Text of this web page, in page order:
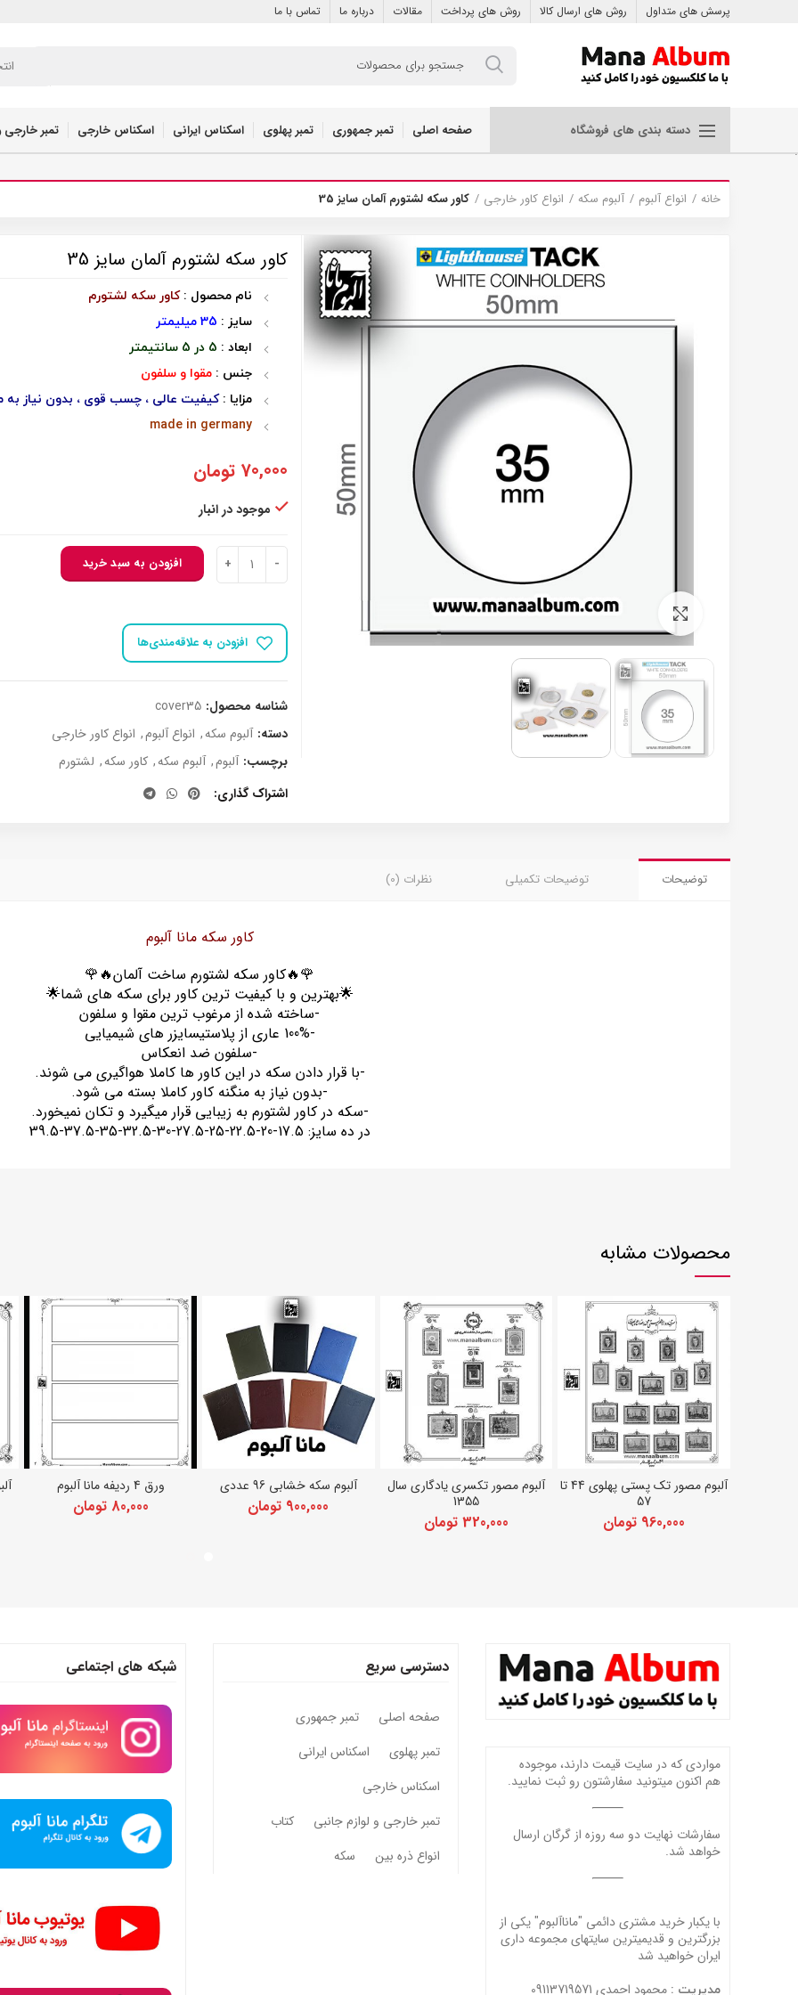
پرسش های متداول روش های ارسال کالا روش های پرداخت مقالات درباره ما تماس با ما
دسته بندی های فروشگاه صفحه اصلی تمبر جمهوری تمبر پهلوی اسکناس ایرانی اسکناس خارجی تمبر خارجی
.
خانه انواع آلبوم آلبوم سکه انواع کاور خارجی کاور سکه لشتورم آلمان سایز 35
برای بزرگنمایی کلیک کنید
کاور سکه لشتورم آلمان سایز 35
نام محصول :کاور سکه لشتورم
سایز : 35 میلیمتر
ابعاد : 5 در 5 سانتیمتر
جنس : مقوا و سلفون
مزایا : کیفیت عالی ، چسب قوی ، بدون نیاز به
made in germany
70,000 تومان
موجود در انبار
کاور سکه لشتورم آلمان سایز 35 عددافزودن به سبد خرید
افزودن به علاقه‌مندی‌ها
شناسه محصول: cover35
دسته: آلبوم سکه, انواع آلبوم, انواع کاور خارجی
برچسب: آلبوم, آلبوم سکه, کاور سکه, لشتورم
اشتراک گذاری
توضیحات توضیحات تکمیلی نظرات (0)
کاور سکه مانا آلبوم
🌹🔥کاور سکه لشتورم ساخت آلمان🔥🌹
🌟بهترین و با کیفیت ترین کاور برای سکه های شما🌟
-ساخته شده از مرغوب ترین مقوا و سلفون
-100% عاری از پلاستیسایزر های شیمیایی
-سلفون ضد انعکاس
-با قرار دادن سکه در این کاور ها کاملا هواگیری می شوند.
-بدون نیاز به منگنه کاور کاملا بسته می شود.
-سکه در کاور لشتورم به زیبایی قرار میگیرد و تکان نمیخورد.
در ده سایز: 17.5-20-22.5-25-27.5-30-32.5-35-37.5-39.5
محصولات مشابه
افزودن به سبد خرید
آلبوم مصور تک پستی پهلوی 44 تا
57
960,000 تومان
افزودن به سبد خرید
آلبوم مصور تکسری یادگاری سال
1355
320,000 تومان
انتخاب گزینه ها
آلبوم سکه خشابی 96 عددی
900,000 تومان
افزودن به سبد خرید
ورق 4 ردیفه مانا آلبوم
80,000 تومان
مواردی که در سایت قیمت دارند، موجوده
هم اکنون میتونید سفارشتون رو ثبت نمایید.
سفارشات نهایت دو سه روزه از گرگان ارسال
خواهد شد.
با یکبار خرید مشتری دائمی "ماناآلبوم" یکی از
بزرگترین و قدیمیترین سایتهای مجموعه داری
ایران خواهید شد
مدیریت : محمود احمدی 09113719571
دسترسی سریع
صفحه اصلی
تمبر جمهوری
تمبر پهلوی
اسکناس ایرانی
اسکناس خارجی
تمبر خارجی و لوازم جانبی
کتاب
انواع ذره بین
سکه
شبکه های اجتماعی